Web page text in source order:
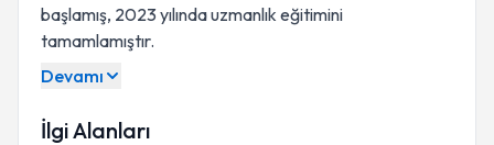
başlamış, 2023 yılında uzmanlık eğitimini
tamamlamıştır.
Devamı
İlgi Alanları